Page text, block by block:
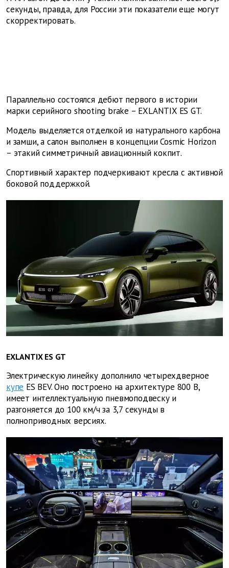
секунды, правда, для России эти показатели еще могут
скорректировать.
Параллельно состоялся дебют первого в истории
марки серийного shooting brake – EXLANTIX ES GT.
Модель выделяется отделкой из натурального карбона
и замши, а салон выполнен в концепции Cosmic Horizon
– этакий симметричный авиационный кокпит.
Спортивный характер подчеркивают кресла с активной
боковой поддержкой.
EXLANTIX ES GT
Электрическую линейку дополнило четырехдверное
купе ES BEV. Оно построено на архитектуре 800 В,
имеет интеллектуальную пневмоподвеску и
разгоняется до 100 км/ч за 3,7 секунды в
полноприводных версиях.